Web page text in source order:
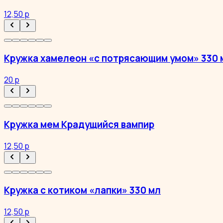
12,50 р
Кружка хамелеон «с потрясающим умом» 330
20 р
Кружка мем Крадущийся вампир
12,50 р
Кружка с котиком «лапки» 330 мл
12,50 р